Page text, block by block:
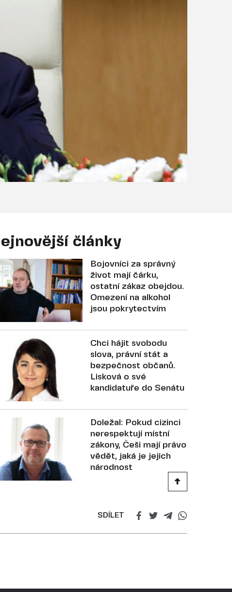
SDÍLET
články
Bojovníci za správný
život mají čárku,
ostatní zákaz obejdou.
Omezení na alkohol
jsou pokrytectvím
Chci hájit svobodu
slova, právní stát a
bezpečnost občanů.
Lisková o své
kandidatuře do Senátu
Doležal: Pokud cizinci
nerespektují místní
zákony, Češi mají právo
vědět, jaká je jejich
národnost